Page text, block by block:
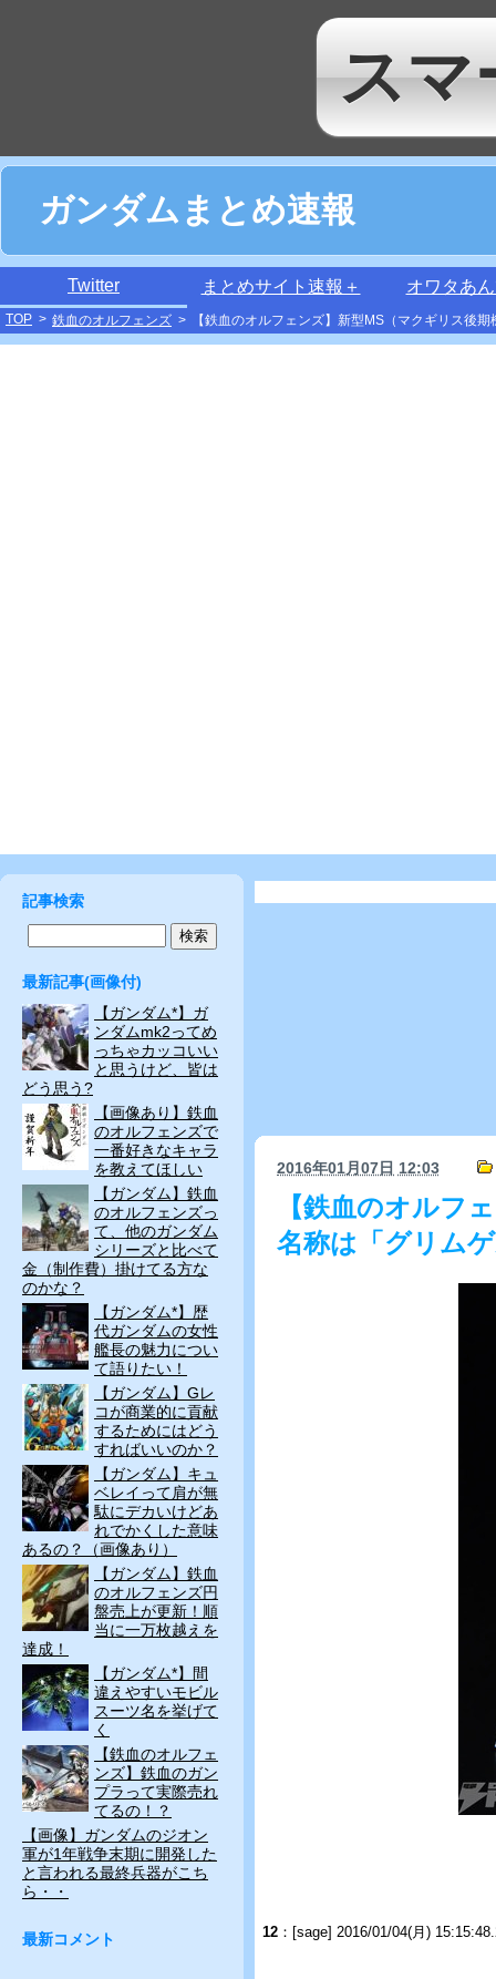
スマ
ガンダムまとめ速報
Twitter まとめサイト速報＋ オワタあ
TOP > 鉄血のオルフェンズ > 【鉄血のオルフェンズ】新型MS（マクギリス後
2016年01月07日 12:03
【鉄血のオルフ
名称は「グリム
12 ：[sage] 2016/01/04(月)
記事検索
最新記事(画像付)
【ガンダム*】ガ
ンダムmk2ってめ
っちゃカッコいい
と思うけど、皆は
どう思う?
【画像あり】鉄血
のオルフェンズで
一番好きなキャラ
を教えてほしい
【ガンダム】鉄血
のオルフェンズっ
て、他のガンダム
シリーズと比べて
金（制作費）掛けてる方な
のかな？
【ガンダム*】歴
代ガンダムの女性
艦長の魅力につい
て語りたい！
【ガンダム】Gレ
コが商業的に貢献
するためにはどう
すればいいのか？
【ガンダム】キュ
ベレイって肩が無
駄にデカいけどあ
れでかくした意味
あるの？（画像あり）
【ガンダム】鉄血
のオルフェンズ円
盤売上が更新！順
当に一万枚越えを
達成！
【ガンダム*】間
違えやすいモビル
スーツ名を挙げて
く
【鉄血のオルフェ
ンズ】鉄血のガン
プラって実際売れ
てるの！？
【画像】ガンダムのジオン
軍が1年戦争末期に開発した
と言われる最終兵器がこち
ら・・
最新コメント